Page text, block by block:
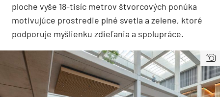
ploche vyše 18-tisíc metrov štvorcových ponúka
motivujúce prostredie plné svetla a zelene, ktoré
podporuje myšlienku zdieľania a spolupráce.